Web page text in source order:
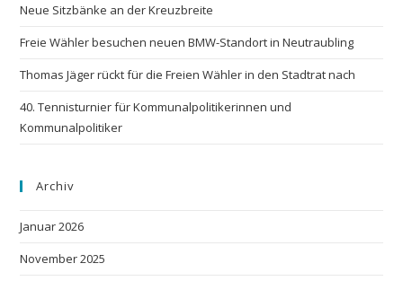
Neue Sitzbänke an der Kreuzbreite
Freie Wähler besuchen neuen BMW-Standort in Neutraubling
Thomas Jäger rückt für die Freien Wähler in den Stadtrat nach
40. Tennisturnier für Kommunalpolitikerinnen und
Kommunalpolitiker
Archiv
Januar 2026
November 2025